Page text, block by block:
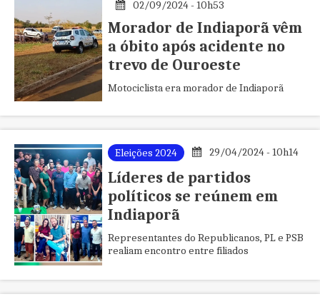
02/09/2024 - 10h53
Morador de Indiaporã vêm
a óbito após acidente no
trevo de Ouroeste
Motociclista era morador de Indiaporã
Eleições 2024 29/04/2024 - 10h14
Líderes de partidos
políticos se reúnem em
Indiaporã
Representantes do Republicanos, PL e PSB
realiam encontro entre filiados